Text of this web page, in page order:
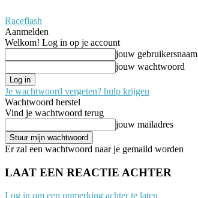
Raceflash
Aanmelden
Welkom! Log in op je account
jouw gebruikersnaam
jouw wachtwoord
Je wachtwoord vergeten? hulp krijgen
Wachtwoord herstel
Vind je wachtwoord terug
jouw mailadres
Er zal een wachtwoord naar je gemaild worden
LAAT EEN REACTIE ACHTER
Log in om een opmerking achter te laten